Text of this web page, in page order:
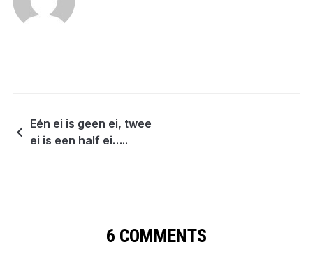
Eén ei is geen ei, twee
ei is een half ei…..
6 COMMENTS